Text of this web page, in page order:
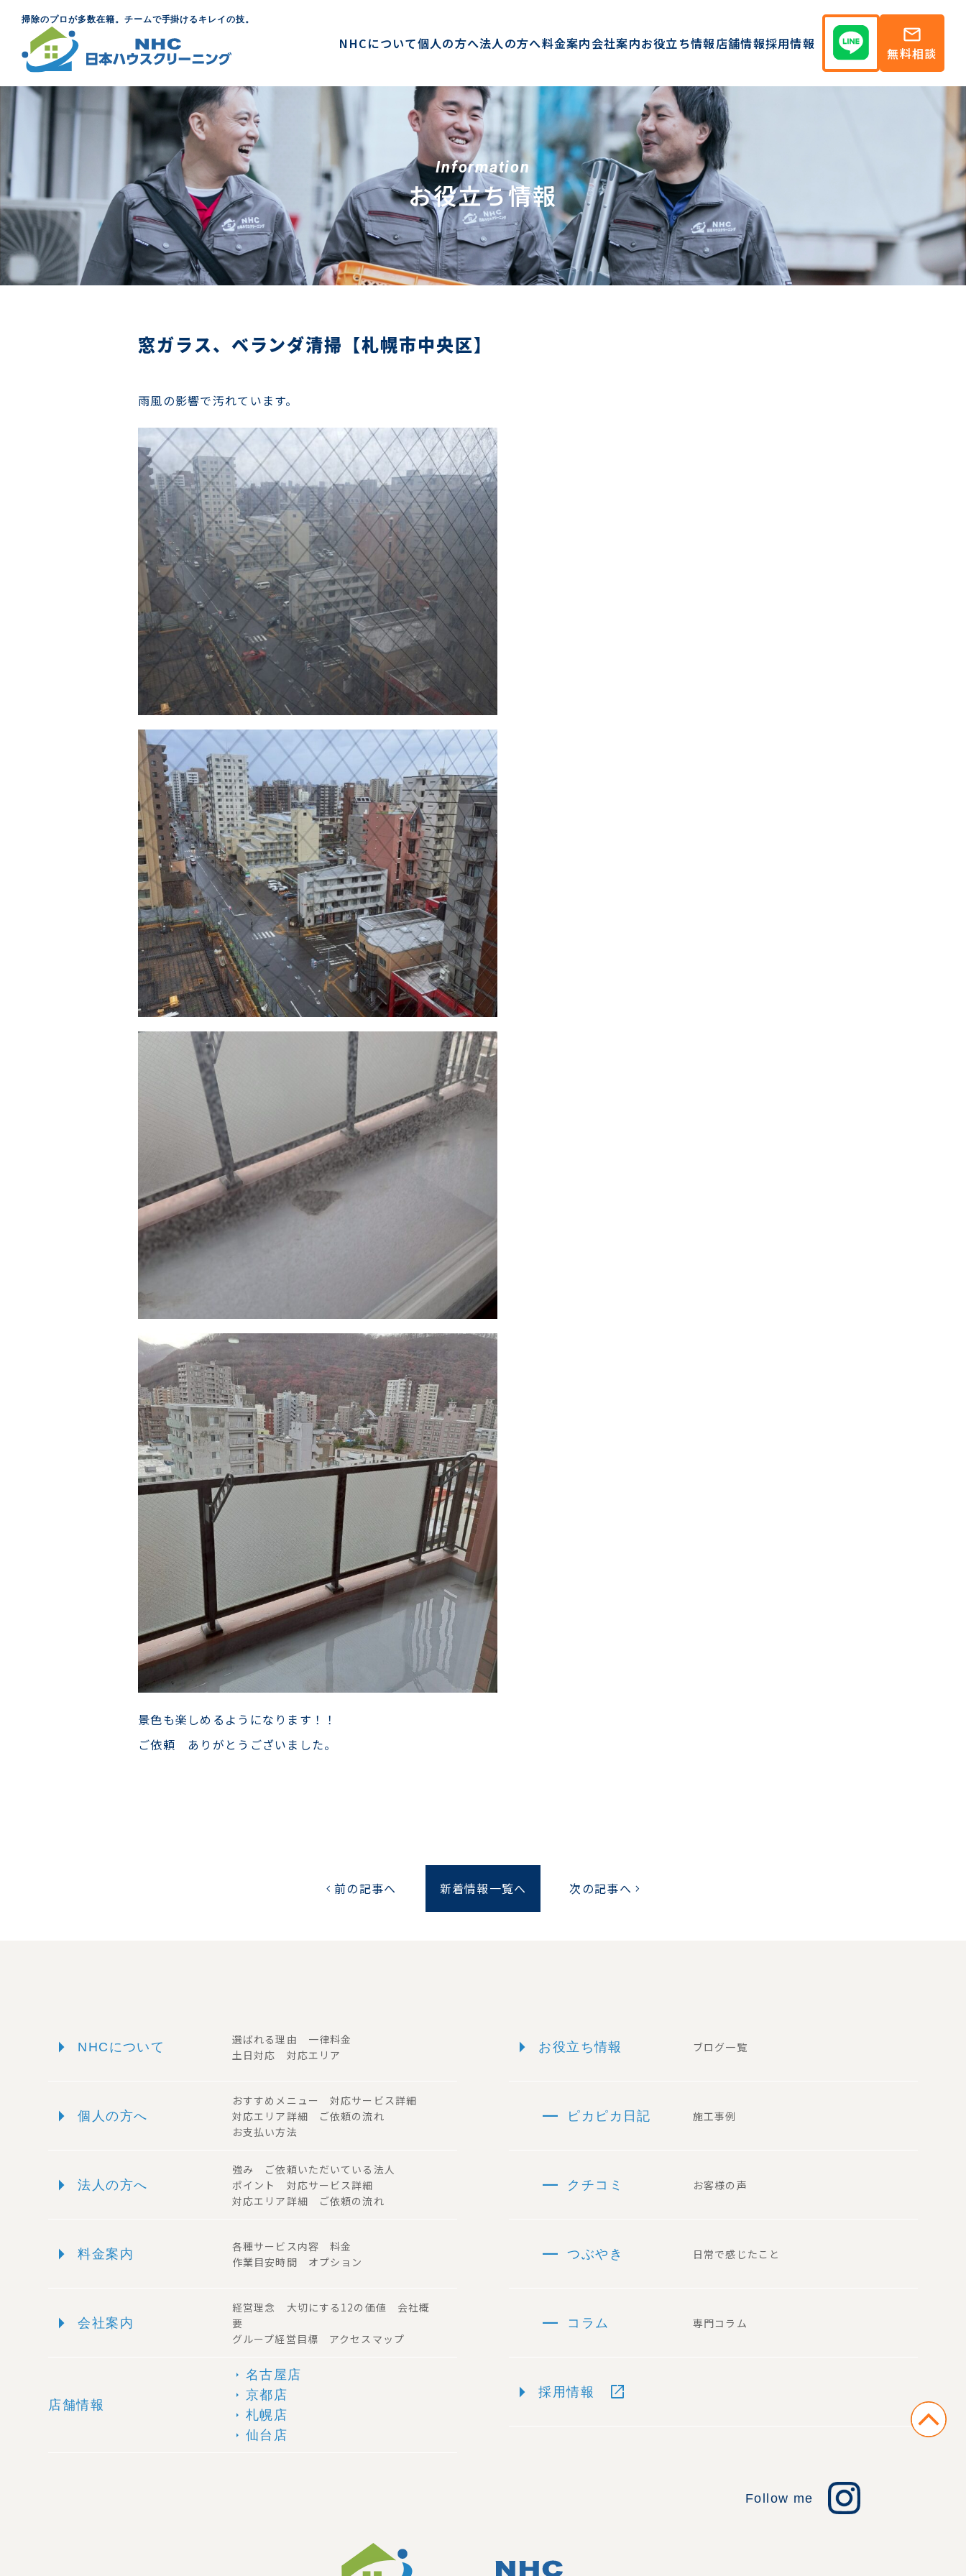
掃除のプロが多数在籍。チームで手掛けるキレイの技。
NHCについて個人の方へ法人の方へ料金案内会社案内お役立ち情報店舗情報採用情報 mail
無料相談
Information
お役立ち情報
窓ガラス、ベランダ清掃【札幌市中央区】
雨風の影響で汚れています。
景色も楽しめるようになります！！
ご依頼 ありがとうございました。
chevron_left前の記事へ 新着情報一覧へ 次の記事へ chevron_right
arrow_right NHCについて
選ばれる理由 一律料金
土日対応 対応エリア
arrow_right 個人の方へ
おすすめメニュー 対応サービス詳細
対応エリア詳細 ご依頼の流れ
お支払い方法
arrow_right 法人の方へ
強み ご依頼いただいている法人
ポイント 対応サービス詳細
対応エリア詳細 ご依頼の流れ
arrow_right 料金案内
各種サービス内容 料金
作業目安時間 オプション
arrow_right 会社案内
経営理念 大切にする12の価値 会社概
要
グループ経営目標 アクセスマップ
店舗情報
arrow_right 名古屋店
arrow_right 京都店
arrow_right 札幌店
arrow_right 仙台店
arrow_right お役立ち情報 ブログ一覧
remove ピカピカ日記 施工事例
remove クチコミ お客様の声
remove つぶやき 日常で感じたこと
remove コラム 専門コラム
arrow_right 採用情報 open_in_new
Follow me